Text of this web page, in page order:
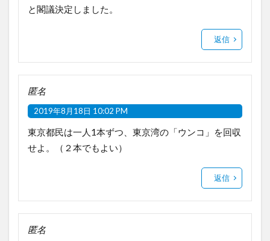
と閣議決定しました。
返信
匿名
2019年8月18日 10:02 PM
東京都民は一人1本ずつ、東京湾の「ウンコ」を回収
せよ。（２本でもよい）
返信
匿名